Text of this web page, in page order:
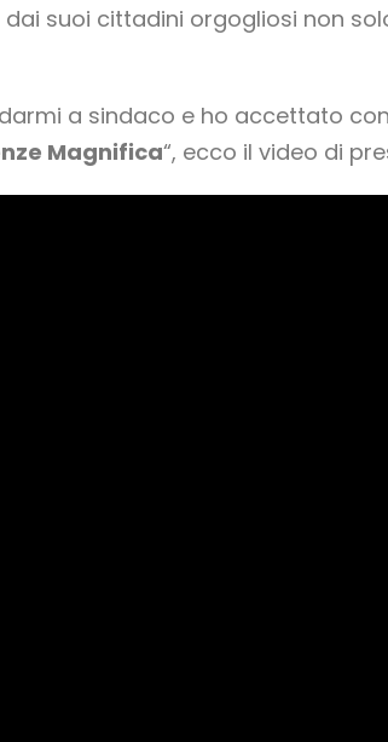
suoi cittadini orgogliosi non
a sindaco e ho accettato
Magnifica“, ecco il video di